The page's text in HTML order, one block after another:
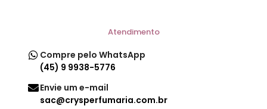
Atendimento
Compre pelo WhatsApp
(45) 9 9938-5776
Envie um e-mail
sac@crysperfumaria.com.br